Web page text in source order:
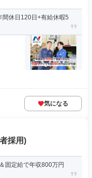
間休日120日+有給休暇5
気になる
採用)
固定給で年収800万円